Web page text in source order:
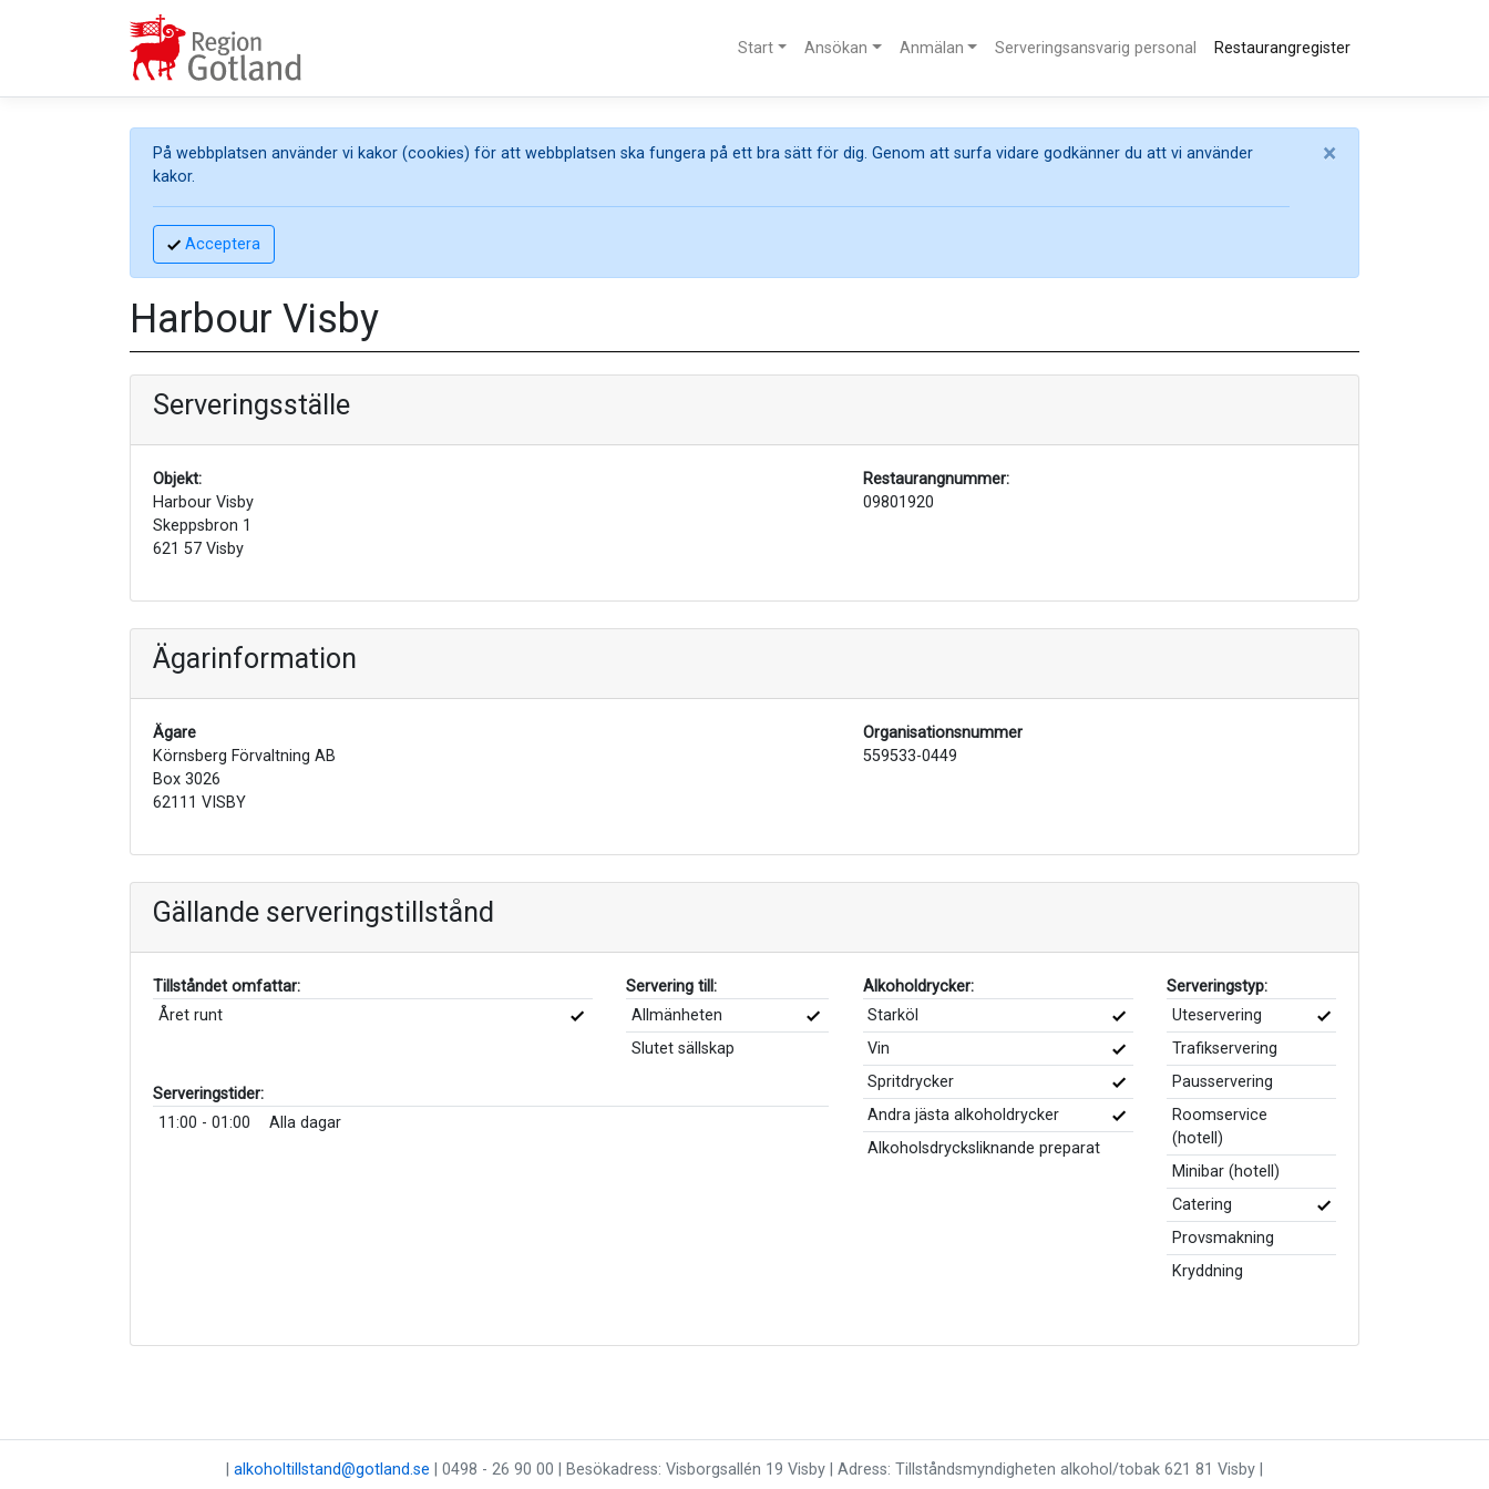
Start Ansökan Anmälan Serveringsansvarig personal Restaurangregister
På webbplatsen använder vi kakor (cookies) för att webbplatsen ska fungera på ett bra sätt för dig. Genom att surfa vidare godkänner du att vi använder
kakor.
Acceptera
×
Harbour Visby
Serveringsställe
Objekt:
Harbour Visby
Skeppsbron 1
621 57 Visby
Restaurangnummer:
09801920
Ägarinformation
Ägare
Körnsberg Förvaltning AB
Box 3026
62111 VISBY
Organisationsnummer
559533-0449
Gällande serveringstillstånd
Tillståndet omfattar:
Året runt
Servering till:
Allmänheten
Slutet sällskap
Serveringstider:
11:00 - 01:00
Alla dagar
Alkoholdrycker:
Starköl
Vin
Spritdrycker
Andra jästa alkoholdrycker
Alkoholsdrycksliknande preparat
Serveringstyp:
Uteservering
Trafikservering
Pausservering
Roomservice
(hotell)
Minibar (hotell)
Catering
Provsmakning
Kryddning
alkoholtillstand@gotland.se | 0498 - 26 90 00 | Besökadress: Visborgsallén 19 Visby | Adress: Tillståndsmyndigheten alkohol/tobak 621 81 Visby |